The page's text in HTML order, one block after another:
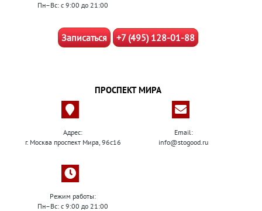
Пн–Вс: с 9:00 до 21:00
Записаться +7 (495) 128-01-88
ПРОСПЕКТ МИРА
Адрес:
г. Москва проспект Мира, 96с16
Email:
info@stogood.ru
Режим работы:
Пн–Вс: с 9:00 до 21:00